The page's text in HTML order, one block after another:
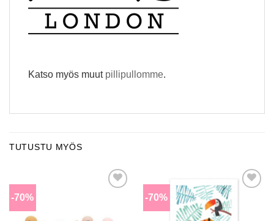
Katso myös muut pillipullomme.
TUTUSTU MYÖS
-70% -70%
Lisää
toivomuslistalle